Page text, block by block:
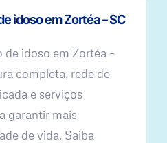
idoso em Zortéa – SC
idoso em Zortéa –
completa, rede de
e serviços
garantir mais
de vida. Saiba